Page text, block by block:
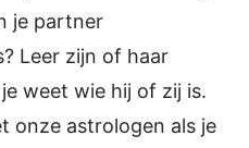
je partner
Leer zijn of haar
weet wie hij of zij is.
onze astrologen als je